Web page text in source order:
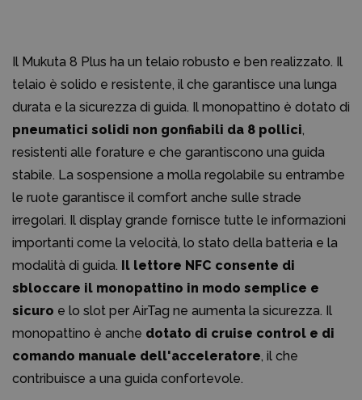
Il Mukuta 8 Plus ha un telaio robusto e ben realizzato. Il
telaio è solido e resistente, il che garantisce una lunga
durata e la sicurezza di guida. Il monopattino è dotato di
pneumatici solidi non gonfiabili da 8 pollici,
resistenti alle forature e che garantiscono una guida
stabile. La sospensione a molla regolabile su entrambe
le ruote garantisce il comfort anche sulle strade
irregolari. Il display grande fornisce tutte le informazioni
importanti come la velocità, lo stato della batteria e la
modalità di guida. Il lettore NFC consente di
sbloccare il monopattino in modo semplice e
sicuro e lo slot per AirTag ne aumenta la sicurezza. Il
monopattino è anche dotato di cruise control e di
comando manuale dell'acceleratore, il che
contribuisce a una guida confortevole.